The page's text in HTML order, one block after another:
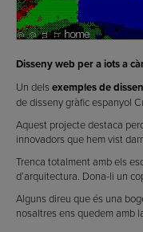
Disseny web per a iots a
Un dels exemples de
de disseny gràfic espanyol
Aquest projecte destaca
innovadors que hem vist
Trenca totalment amb els
d’arquitectura. Dona-li un
Alguns direu que és una
nosaltres ens quedem amb